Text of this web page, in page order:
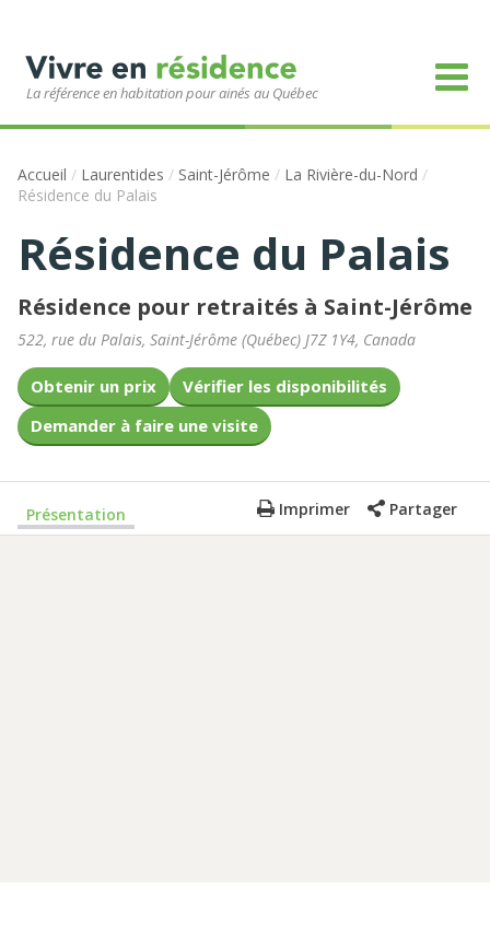
La référence en habitation pour ainés au Québec
Accueil / Laurentides / Saint-Jérôme / La Rivière-du-Nord /
Résidence du Palais
Résidence du Palais
Résidence pour retraités à Saint-Jérôme
522, rue du Palais, Saint-Jérôme (Québec) J7Z 1Y4, Canada
Obtenir un prix
Vérifier les disponibilités
Demander à faire une visite
Présentation Imprimer Partager